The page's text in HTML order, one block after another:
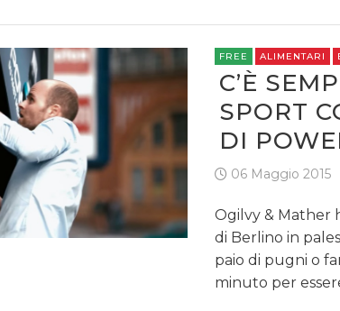
FREE ALIMENTARI
C’È
SPORT
DI
06 Maggio 2015
Ogilvy & Mather
di Berlino in
paio di pugni o
minuto per